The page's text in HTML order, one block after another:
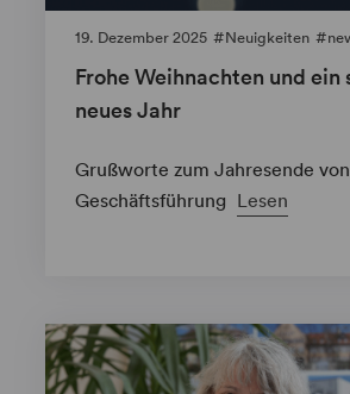
19. Dezember 2025 Neuigkeiten
Frohe Weihnachten und ein
neues Jahr
Grußworte zum Jahresende
Geschäftsführung Lesen